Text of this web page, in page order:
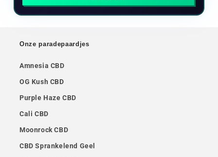
Onze paradepaardjes
Amnesia CBD
OG Kush CBD
Purple Haze CBD
Cali CBD
Moonrock CBD
CBD Sprankelend Geel